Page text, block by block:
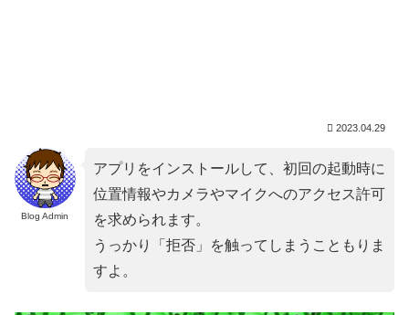
2023.04.29
Blog Admin
アプリをインストールして、初回の起動時に
位置情報やカメラやマイクへのアクセス許可
を求められます。
うっかり「拒否」を触ってしまうこともりま
すよ。